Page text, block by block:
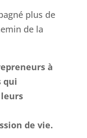
plus de
de la
à
qui
de vie.